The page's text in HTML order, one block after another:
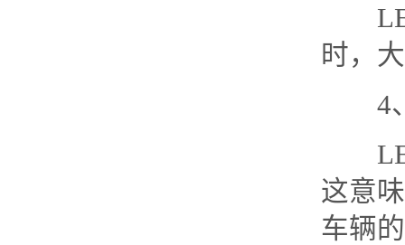
LED
时，
4
LED
这意
车辆